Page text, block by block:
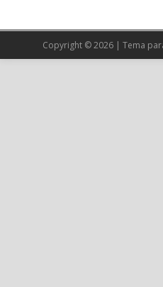
Copyright © 2026 | Tema